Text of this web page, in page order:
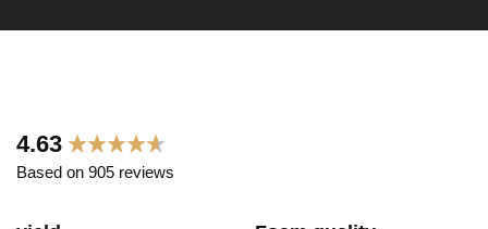
4.63
Based on 905 reviews
New content loaded